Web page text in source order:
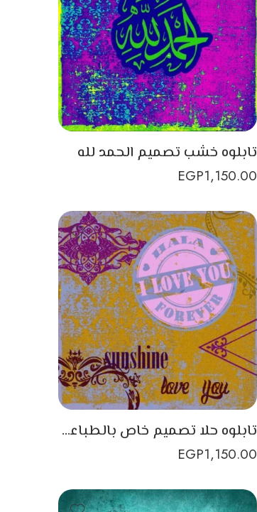
تابلوه خشب تصميم الحمد لله
EGP1,150.00
تابلوه حلا تصميم خاص بالطباعة على الخشب من Jawar Decor
EGP1,150.00